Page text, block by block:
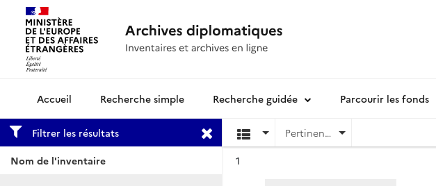
Archives diplomatiquesRecherche simple Recherche guidée Parcourir les fonds
Filtrer les résultats
Nom de l'inventaire
Pertinence
1